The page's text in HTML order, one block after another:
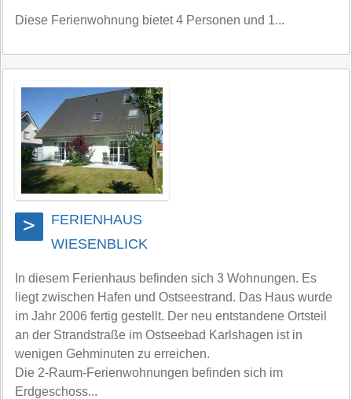
Diese Ferienwohnung bietet 4 Personen und 1...
>
FERIENHAUS
WIESENBLICK
In diesem Ferienhaus befinden sich 3 Wohnungen. Es
liegt zwischen Hafen und Ostseestrand. Das Haus wurde
im Jahr 2006 fertig gestellt. Der neu entstandene Ortsteil
an der Strandstraße im Ostseebad Karlshagen ist in
wenigen Gehminuten zu erreichen.
Die 2-Raum-Ferienwohnungen befinden sich im
Erdgeschoss...